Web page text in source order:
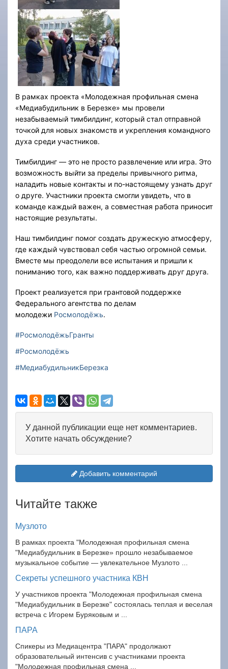
В рамках проекта «Молодежная профильная смена
«Медиабудильник в Березке» мы провели
незабываемый тимбилдинг, который стал отправной
точкой для новых знакомств и укрепления командного
духа среди участников.
Тимбилдинг — это не просто развлечение или игра. Это
возможность выйти за пределы привычного ритма,
наладить новые контакты и по-настоящему узнать друг
о друге. Участники проекта смогли увидеть, что в
команде каждый важен, а совместная работа приносит
настоящие результаты.
Наш тимбилдинг помог создать дружескую атмосферу,
где каждый чувствовал себя частью огромной семьи.
Вместе мы преодолели все испытания и пришли к
пониманию того, как важно поддерживать друг друга.
Проект реализуется при грантовой поддержке
Федерального агентства по делам
молодежи Росмолодёжь.
#РосмолодёжьГранты
#Росмолодёжь
#МедиабудильникБерезка
У данной публикации еще нет комментариев.
Хотите начать обсуждение?
Добавить комментарий
Читайте также
Музлото
В рамках проекта "Молодежная профильная смена
"Медиабудильник в Березке» прошло незабываемое
музыкальное событие — увлекательное Музлото ...
Секреты успешного участника КВН
У участников проекта "Молодежная профильная смена
"Медиабудильник в Березке" состоялась теплая и веселая
встреча с Игорем Буряковым и ...
ПАРА
Спикеры из Медиацентра "ПАРА" продолжают
образовательный интенсив с участниками проекта
"Молодежная профильная смена ...